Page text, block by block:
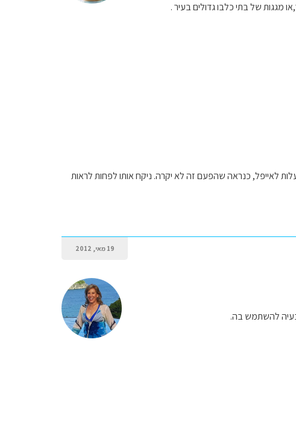
של בתי כלבו גדולים בעיר .
לאייפל, כנראה שהפעם זה לא יקרה. ניקח אותו לפחות לראות
19 מאי, 2012
בעיה להשתמש בה.